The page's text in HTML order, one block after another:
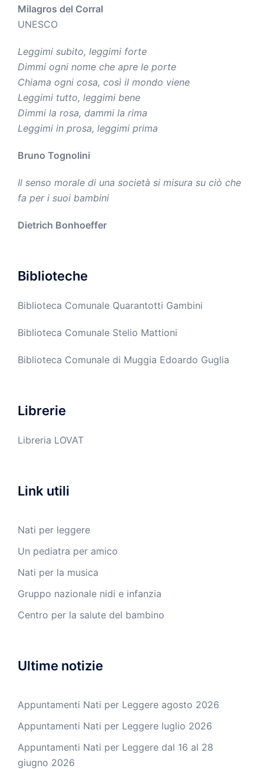
Milagros del Corral
UNESCO
Leggimi subito, leggimi forte
Dimmi ogni nome che apre le porte
Chiama ogni cosa, così il mondo viene
Leggimi tutto, leggimi bene
Dimmi la rosa, dammi la rima
Leggimi in prosa, leggimi prima
Bruno Tognolini
Il senso morale di una società si misura su ciò che
fa per i suoi bambini
Dietrich Bonhoeffer
Biblioteche
Biblioteca Comunale Quarantotti Gambini
Biblioteca Comunale Stelio Mattioni
Biblioteca Comunale di Muggia Edoardo Guglia
Librerie
Libreria LOVAT
Link utili
Nati per leggere
Un pediatra per amico
Nati per la musica
Gruppo nazionale nidi e infanzia
Centro per la salute del bambino
Ultime notizie
Appuntamenti Nati per Leggere agosto 2026
Appuntamenti Nati per Leggere luglio 2026
Appuntamenti Nati per Leggere dal 16 al 28
giugno 2026